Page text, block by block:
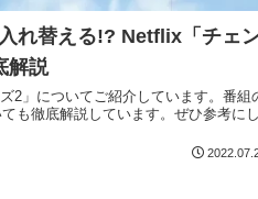
れ替える!? Netflix「チェ
解説
2」についてご紹介しています。番組
も徹底解説しています。ぜひ参考にし